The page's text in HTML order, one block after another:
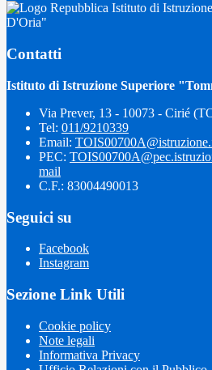
Istituto di
D'Oria"
Contatti
Istituto di Istruzione Superiore
Via Prever, 13 - 10073 - Cirié
Tel: 011/9210339
Email:
PEC:
mail
C.F.: 83004490013
Seguici su
Facebook
Instagram
Sezione Link Utili
Cookie policy
Note legali
Informativa Privacy